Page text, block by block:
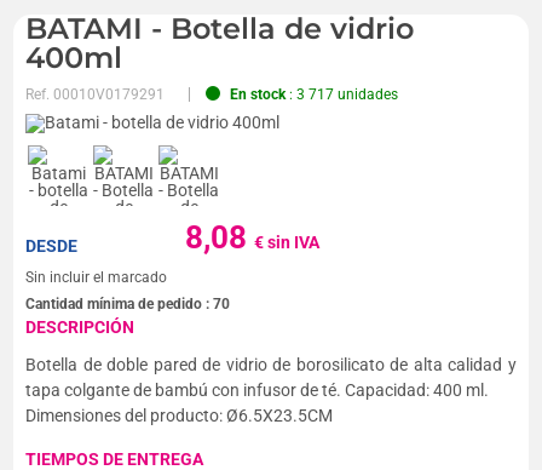
BATAMI - Botella de vidrio
400ml
Ref.00010V0179291 En stock: 3 717 unidades
8,08€ sin IVA
DESDE
Sin incluir el marcado
Cantidad mínima de pedido :70
DESCRIPCIÓN
Botella de doble pared de vidrio de borosilicato de alta calidad y
tapa colgante de bambú con infusor de té. Capacidad: 400 ml.
Dimensiones del producto: Ø6.5X23.5CM
TIEMPOS DE ENTREGA